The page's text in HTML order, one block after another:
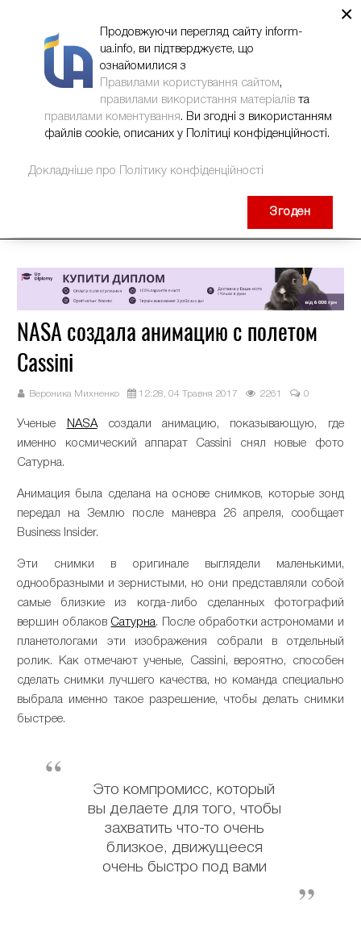
NASA создала анимацию с полетом
Cassini
Вероника Михненко 12:28, 04 Травня 2017 2261 0
Ученые NASAсоздали анимацию, показывающую, где
именно космический аппарат Cassini снял новые фото
Сатурна.
Анимация была сделана на основе снимков, которые зонд
передал на Землю после маневра 26 апреля, сообщает
Business Insider.
Эти снимки в оригинале выглядели маленькими,
однообразными и зернистыми, но они представляли собой
самые близкие из когда-либо сделанных фотографий
вершин облаков Сатурна. После обработки астрономами и
планетологами эти изображения собрали в отдельный
ролик. Как отмечают ученые, Cassini, вероятно, способен
сделать снимки лучшего качества, но команда специально
выбрала именно такое разрешение, чтобы делать снимки
быстрее.
Это компромисс, который
вы делаете для того, чтобы
захватить что-то очень
близкое, движущееся
очень быстро под вами
×
Продовжуючи перегляд сайту inform-
ua.info, ви підтверджуєте, що
ознайомилися з
Правилами користування сайтом,
правилами використання матеріалів та
правилами коментування. Ви згодні з використанням
файлів cookie, описаних у Політиці конфіденційності.
Докладніше про Політику конфіденційності
Згоден